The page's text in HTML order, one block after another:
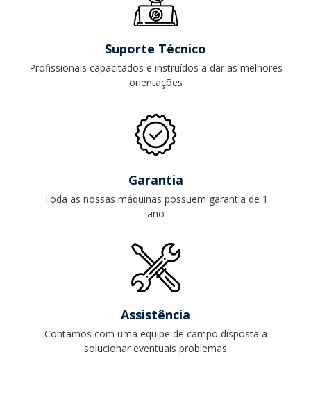
Suporte Técnico
Profissionais capacitados e instruídos a dar as melhores
orientações
Garantia
Toda as nossas máquinas possuem garantia de 1
ano
Assistência
Contamos com uma equipe de campo disposta a
solucionar eventuais problemas